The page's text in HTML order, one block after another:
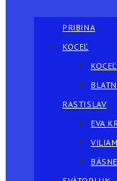
PRIBINA
KOCEĽ
RASTISLAV
EVA